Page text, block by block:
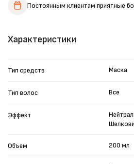
Характеристики
Тип средств Маска
Тип волос Все
Эффект
Объем 200 мл
Постоянным клиентам приятные